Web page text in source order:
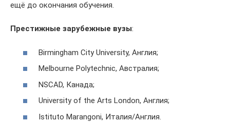
ещё до окончания обучения.
Престижные зарубежные вузы:
Birmingham City University, Англия;
Melbourne Polytechnic, Австралия;
NSCAD, Канада;
University of the Arts London, Англия;
Istituto Marangoni, Италия/Англия.